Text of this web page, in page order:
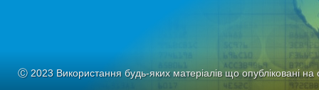
Ⓒ 2023 Використання будь-яких матеріалів що опубліковані